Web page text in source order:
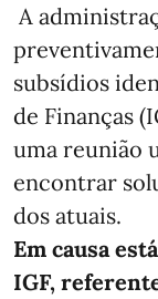
A
subsídios
de Finanças
uma reunião
encontrar
dos atuais.
Em causa
IGF,